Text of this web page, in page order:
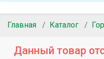
Главная Каталог
Данный товар